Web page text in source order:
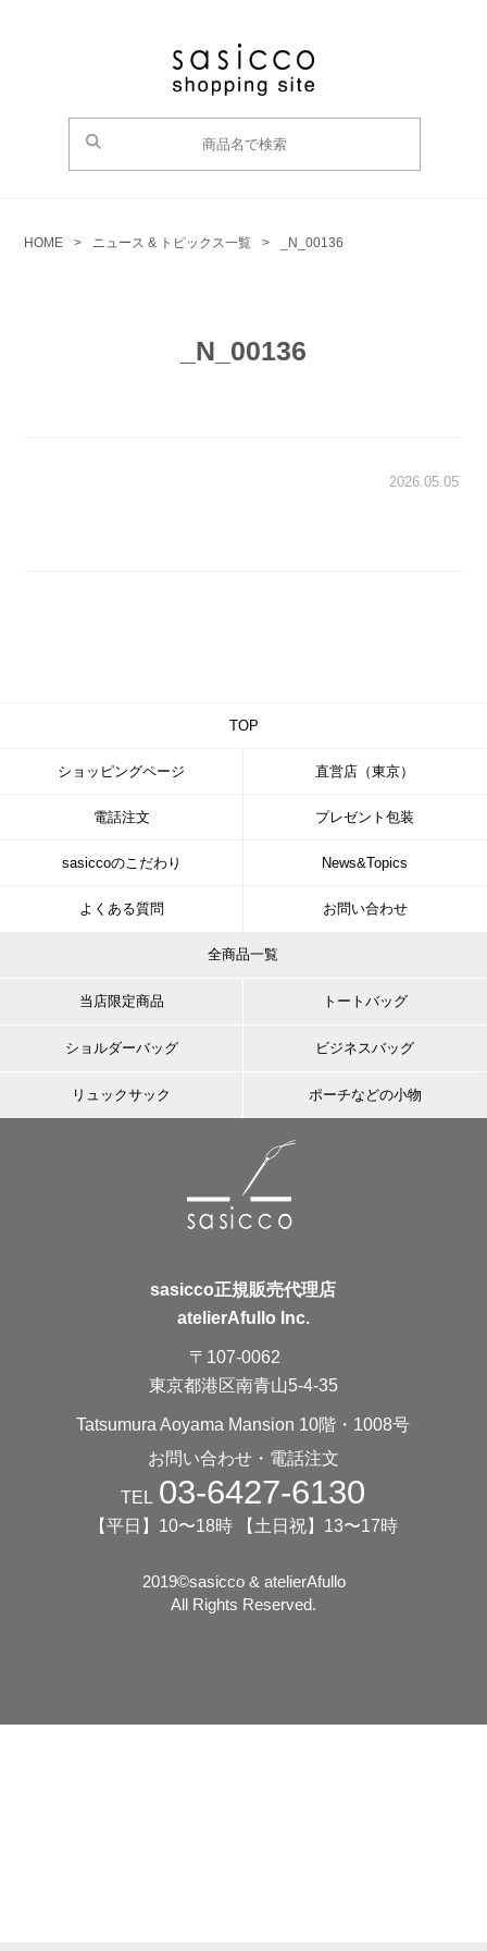
HOME > ニュース & トピックス一覧 > _N_00136
_N_00136
2026.05.05
TOP
ショッピングページ 直営店（東京）
電話注文 プレゼント包装
sasiccoのこだわり News&Topics
よくある質問 お問い合わせ
全商品一覧
当店限定商品 トートバッグ
ショルダーバッグ ビジネスバッグ
リュックサック ポーチなどの小物
sasicco正規販売代理店
atelierAfullo Inc.
〒107-0062
東京都港区南青山5-4-35
Tatsumura Aoyama Mansion 10階・1008号
お問い合わせ・電話注文
TEL 03-6427-6130
【平日】10〜18時 【土日祝】13〜17時
2019©️sasicco & atelierAfullo
All Rights Reserved.